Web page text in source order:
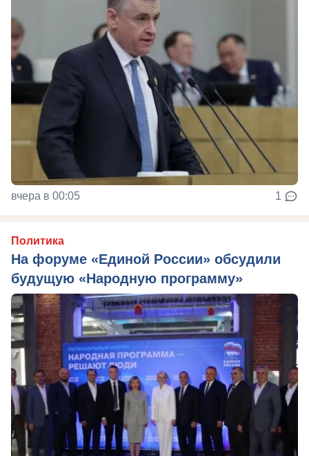
вчера в 00:05 1
Политика
На форуме «Единой России» обсудили
будущую «Народную программу»